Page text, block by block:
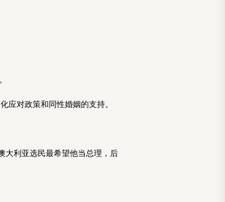
应对政策和同性婚姻的支持。
大利亚选民最希望他当总理，后